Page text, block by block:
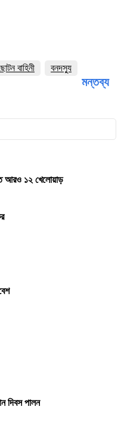
বাহিনী বনদস্যু
মন্তব্য
আরও ১২ খেলোয়াড়
দিবস পালন